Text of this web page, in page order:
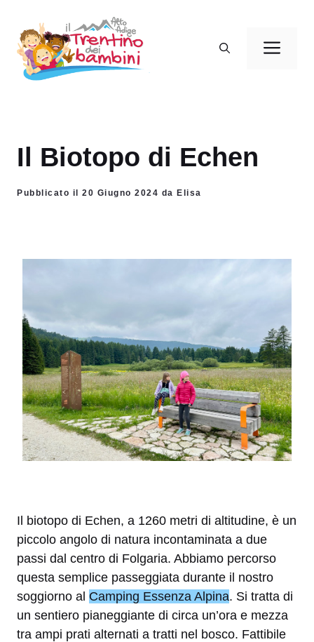
contenuto
Il Biotopo di Echen
Pubblicato il 20 Giugno 2024 da Elisa
Il biotopo di Echen, a 1260 metri di altitudine, è un
piccolo angolo di natura incontaminata a due
passi dal centro di Folgaria. Abbiamo percorso
questa semplice passeggiata durante il nostro
soggiorno al Camping Essenza Alpina. Si tratta di
un sentiero pianeggiante di circa un’ora e mezza
tra ampi prati alternati a tratti nel bosco. Fattibile